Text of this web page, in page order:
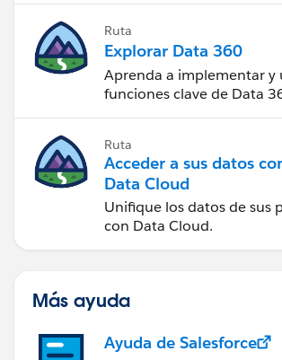
Ruta
Explorar Data 360
Aprenda a implementar y
funciones clave de Data
Ruta
Acceder a sus datos
Data Cloud
Unifique los datos de sus
con Data Cloud.
Más ayuda
Ayuda de Salesforce